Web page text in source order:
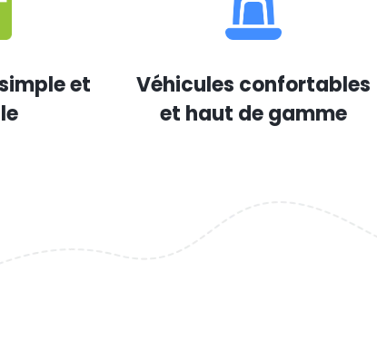
et
Véhicules confortables
et haut de gamme